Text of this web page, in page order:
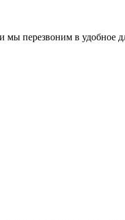
мы перезвоним в удобное